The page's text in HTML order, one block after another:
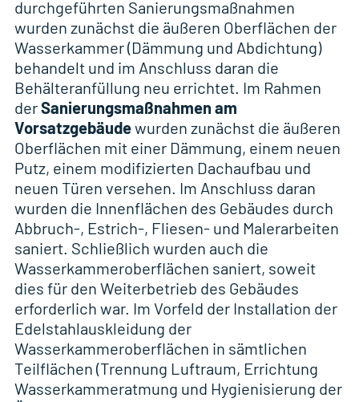
durchgeführten Sanierungsmaßnahmen
wurden zunächst die äußeren Oberflächen der
Wasserkammer (Dämmung und Abdichtung)
behandelt und im Anschluss daran die
Behälteranfüllung neu errichtet. Im Rahmen
derSanierungsmaßnahmen am
Vorsatzgebäudewurden zunächst die äußeren
Oberflächen mit einer Dämmung, einem neuen
Putz, einem modifizierten Dachaufbau und
neuen Türen versehen. Im Anschluss daran
wurden die Innenflächen des Gebäudes durch
Abbruch-, Estrich-, Fliesen- und Malerarbeiten
saniert. Schließlich wurden auch die
Wasserkammeroberflächen saniert, soweit
dies für den Weiterbetrieb des Gebäudes
erforderlich war. Im Vorfeld der Installation der
Edelstahlauskleidung der
Wasserkammeroberflächen in sämtlichen
Teilflächen (Trennung Luftraum, Errichtung
Wasserkammeratmung und Hygienisierung der